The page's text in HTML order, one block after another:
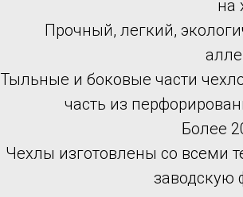
на
Прочный, легкий,
Тыльные и боковые части
часть из
Более
Чехлы изготовлены со всеми
заводскую